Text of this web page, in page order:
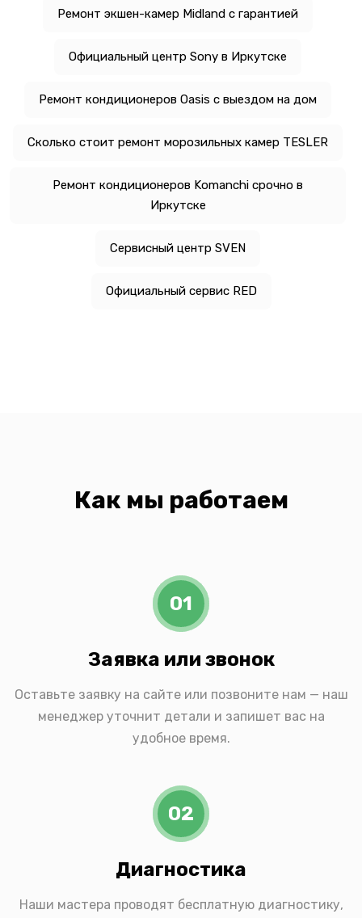
Ремонт экшен-камер Midland с гарантией
Официальный центр Sony в Иркутске
Ремонт кондиционеров Oasis с выездом на дом
Сколько стоит ремонт морозильных камер TESLER
Ремонт кондиционеров Komanchi срочно в
Иркутске
Сервисный центр SVEN
Официальный сервис RED
Как мы работаем
01
Заявка или звонок
Оставьте заявку на сайте или позвоните нам — наш
менеджер уточнит детали и запишет вас на
удобное время.
02
Диагностика
Наши мастера проводят бесплатную диагностику,